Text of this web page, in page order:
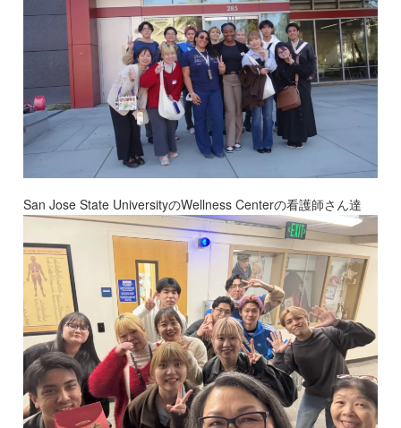
San Jose State UniversityのWellness Centerの看護師さん達